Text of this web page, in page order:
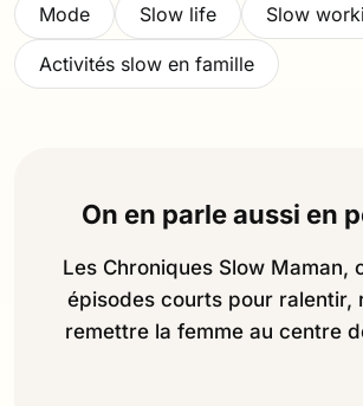
Mode Slow life Slow
Activités slow en famille
On en parle aussi en
Les Chroniques Slow Maman,
épisodes courts pour ralentir,
remettre la femme au centre